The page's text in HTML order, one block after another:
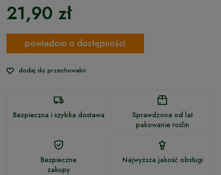
21,90 zł
powiadom o dostępności
dodaj do przechowalni
Bezpieczna i szybka dostawa
Sprawdzone od lat
pakowanie roślin
Bezpieczne
zakupy
Najwyższa jakość obsługi